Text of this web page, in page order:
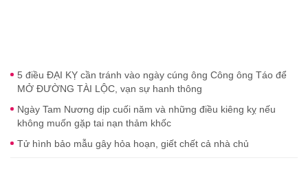
5 điều ĐẠI KỴ cần tránh vào ngày cúng ông Công ông Táo để
MỞ ĐƯỜNG TÀI LỘC, vạn sự hanh thông
Ngày Tam Nương dịp cuối năm và những điều kiêng kỵ nếu
không muốn gặp tai nạn thảm khốc
Tử hình bảo mẫu gây hỏa hoạn, giết chết cả nhà chủ